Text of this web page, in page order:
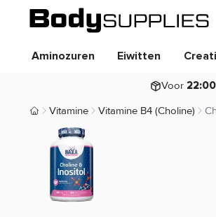
Aminozuren Eiwitten
Voor 22:00
Body Supplies | Sportvoeding en
Vitamine Vitamine B4 (Choline)